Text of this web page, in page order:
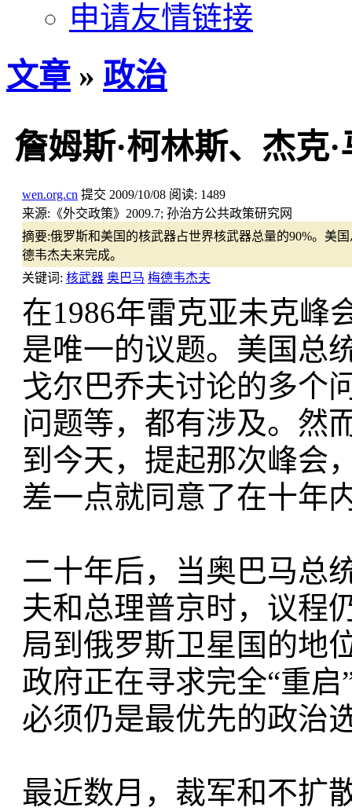
申请友情链接
文章 » 政治
詹姆斯·柯林斯、杰克
wen.org.cn 提交 2009/10/08 阅读: 1489
来源: 《外交政策》2009.7; 孙治方公共政策研究网
摘要:俄罗斯和美国的核武器占世界核武器总量的90%。美
德韦杰夫来完成。
关键词: 核武器 奥巴马 梅德韦杰夫
在1986年雷克亚未克峰
是唯一的议题。美国总
戈尔巴乔夫讨论的多个
问题等，都有涉及。然
到今天，提起那次峰会
差一点就同意了在十年
二十年后，当奥巴马总
夫和总理普京时，议程
局到俄罗斯卫星国的地
政府正在寻求完全“重
必须仍是最优先的政治
最近数月，裁军和不扩